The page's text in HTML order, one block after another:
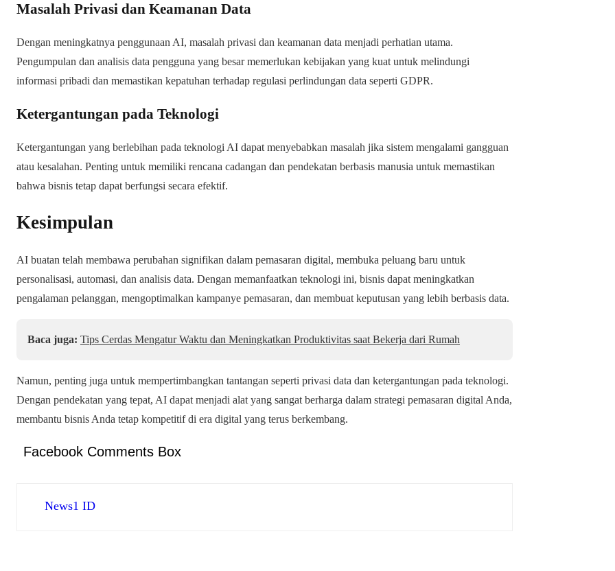
Masalah Privasi dan Keamanan Data
Dengan meningkatnya penggunaan AI, masalah privasi dan keamanan data menjadi perhatian utama.
Pengumpulan dan analisis data pengguna yang besar memerlukan kebijakan yang kuat untuk melindungi
informasi pribadi dan memastikan kepatuhan terhadap regulasi perlindungan data seperti GDPR.
Ketergantungan pada Teknologi
Ketergantungan yang berlebihan pada teknologi AI dapat menyebabkan masalah jika sistem mengalami gangguan
atau kesalahan. Penting untuk memiliki rencana cadangan dan pendekatan berbasis manusia untuk memastikan
bahwa bisnis tetap dapat berfungsi secara efektif.
Kesimpulan
AI buatan telah membawa perubahan signifikan dalam pemasaran digital, membuka peluang baru untuk
personalisasi, automasi, dan analisis data. Dengan memanfaatkan teknologi ini, bisnis dapat meningkatkan
pengalaman pelanggan, mengoptimalkan kampanye pemasaran, dan membuat keputusan yang lebih berbasis data.
Baca juga: Tips Cerdas Mengatur Waktu dan Meningkatkan Produktivitas saat Bekerja dari Rumah
Namun, penting juga untuk mempertimbangkan tantangan seperti privasi data dan ketergantungan pada teknologi.
Dengan pendekatan yang tepat, AI dapat menjadi alat yang sangat berharga dalam strategi pemasaran digital Anda,
membantu bisnis Anda tetap kompetitif di era digital yang terus berkembang.
Facebook Comments Box
News1 ID